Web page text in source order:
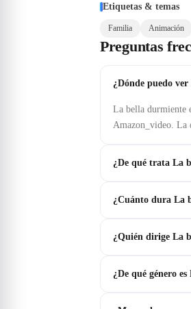
Etiquetas & temas
Familia Animación
Preguntas
¿Dónde puedo
La bella durmiente
Amazon_video. La
¿De qué trata La
¿Cuánto dura La
¿Quién dirige La
¿De qué género